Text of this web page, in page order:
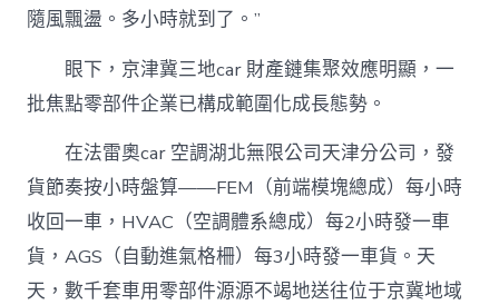
隨風飄盪。多小時就到了。”
眼下，京津冀三地car 財產鏈集聚效應明顯，一
批焦點零部件企業已構成範圍化成長態勢。
在法雷奧car 空調湖北無限公司天津分公司，發
貨節奏按小時盤算——FEM（前端模塊總成）每小時
收回一車，HVAC（空調體系總成）每2小時發一車
貨，AGS（自動進氣格柵）每3小時發一車貨。天
天，數千套車用零部件源源不竭地送往位于京冀地域